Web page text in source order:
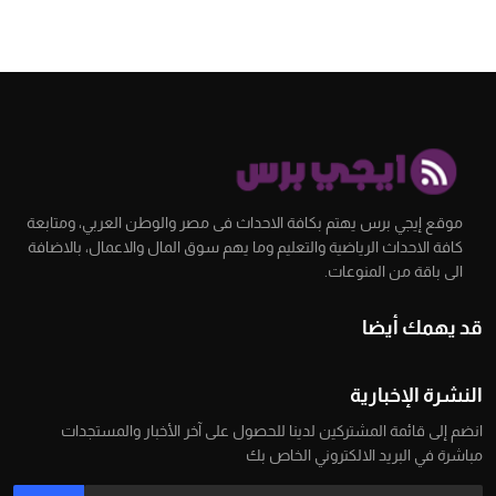
موقع إيجي برس يهتم بكافة الاحداث فى مصر والوطن العربي، ومتابعة
كافة الاحداث الرياضية والتعليم وما يهم سوق المال والاعمال، بالاضافة
الى باقة من المنوعات.
قد يهمك أيضا
النشرة الإخبارية
انضم إلى قائمة المشتركين لدينا للحصول على آخر الأخبار والمستجدات
مباشرة في البريد الالكتروني الخاص بك